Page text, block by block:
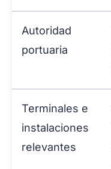
Autoridad
portuaria
Terminales e
instalaciones
relevantes